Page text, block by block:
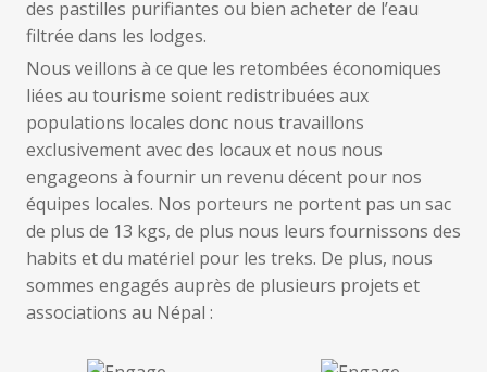
des pastilles purifiantes ou bien acheter de l’eau
filtrée dans les lodges.
Nous veillons à ce que les retombées économiques
liées au tourisme soient redistribuées aux
populations locales donc nous travaillons
exclusivement avec des locaux et nous nous
engageons à fournir un revenu décent pour nos
équipes locales. Nos porteurs ne portent pas un sac
de plus de 13 kgs, de plus nous leurs fournissons des
habits et du matériel pour les treks. De plus, nous
sommes engagés auprès de plusieurs projets et
associations au Népal :